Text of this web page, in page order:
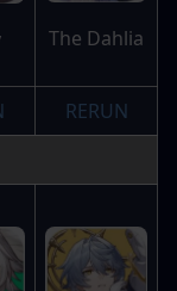
The Dahlia
RERUN